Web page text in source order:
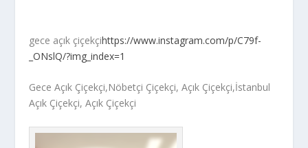
gece açık çiçekçihttps://www.instagram.com/p/C79f-
_ONslQ/?img_index=1
Gece Açık Çiçekçi,Nöbetçi Çiçekçi, Açık Çiçekçi,İstanbul
Açık Çiçekçi, Açık Çiçekçi